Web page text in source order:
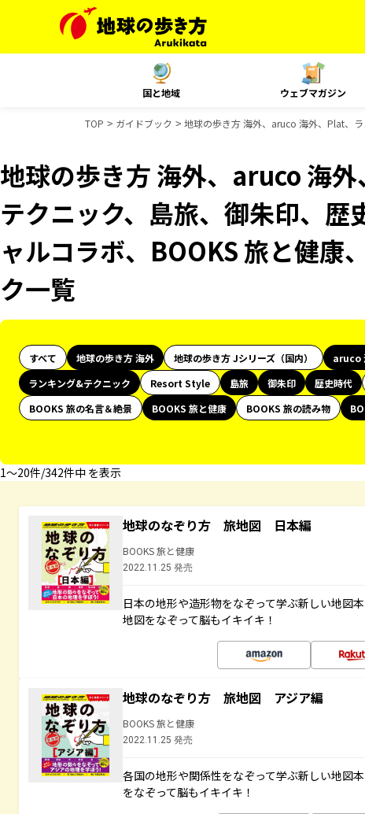
国と地域 ウェブマガジン
TOP ガイドブック 地球の歩き方 海外、aruco 海外、Plat、
地球の歩き方 海外、aruco 海
テクニック、島旅、御朱印、歴
ャルコラボ、BOOKS 旅と健康
ク一覧
すべて 地球の歩き方 海外 地球の歩き方 Jシリーズ（国内） aruco
ランキング&テクニック
Resort Style 島旅 御朱印 歴史時代
BOOKS 旅の名言＆絶景
BOOKS 旅と健康 BOOKS 旅の読み物
1〜20件/342件中 を表示
地球のなぞり方 旅地図 日本編
BOOKS 旅と健康
2022.11.25 発売
日本の地形や造形物をなぞって学ぶ新しい地図
地図をなぞって脳もイキイキ！
地球のなぞり方 旅地図 アジア編
BOOKS 旅と健康
2022.11.25 発売
各国の地形や関係性をなぞって学ぶ新しい地図
をなぞって脳もイキイキ！